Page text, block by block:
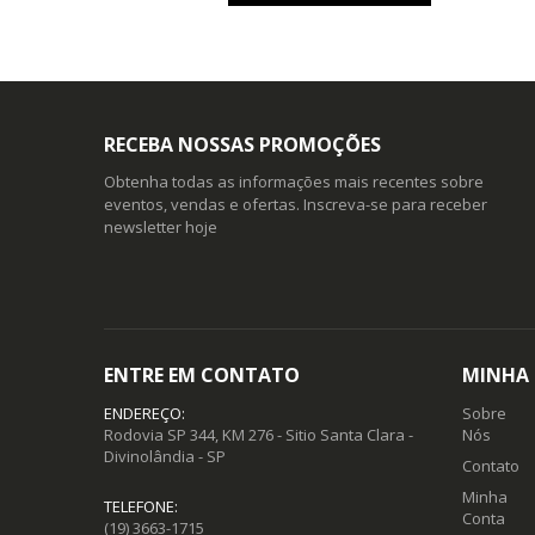
RECEBA NOSSAS PROMOÇÕES
Obtenha todas as informações mais recentes sobre
eventos, vendas e ofertas. Inscreva-se para receber
newsletter hoje
ENTRE EM CONTATO
ENDEREÇO:
Rodovia SP 344, KM 276 - Sitio Santa Clara -
Divinolândia - SP
TELEFONE:
(19) 3663-1715
MINHA
Sobre
Nós
Contato
Minha
Conta